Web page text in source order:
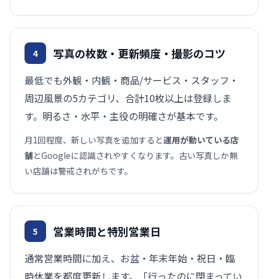
4 写真の枚数・更新頻度・撮影のコツ
最低でも外観・内観・商品/サービス・スタッフ・
周辺風景の5カテゴリ、合計10枚以上は登録しま
す。明るさ・水平・主役の明確さが基本です。
月1回程度、新しい写真を追加すると運用が動いている店
舗とGoogleに認識されやすくなります。古い写真しか無
い店舗は警戒されがちです。
5 営業時間と特別営業日
通常営業時間に加え、お盆・年末年始・祝日・臨
時休業を都度更新します。「行ったのに閉まってい